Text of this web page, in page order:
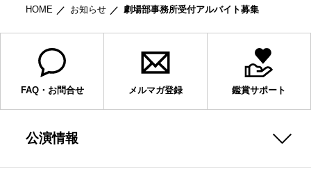
HOME お知らせ 劇場部事務所受付アルバイト募集
FAQ・お問合せ メルマガ登録 鑑賞サポート
公演情報